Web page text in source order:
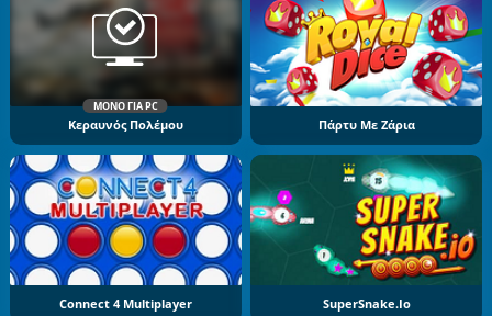
ΜΌΝΟ ΓΙΑ PC
Κεραυνός Πολέμου Πάρτυ Με Ζάρια
Connect 4 Multiplayer SuperSnake.io